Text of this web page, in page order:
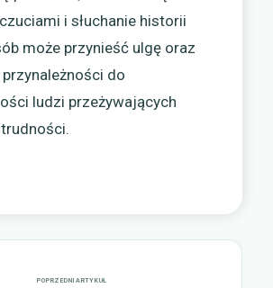
i słuchanie historii
może przynieść ulgę oraz
do
ludzi przeżywających